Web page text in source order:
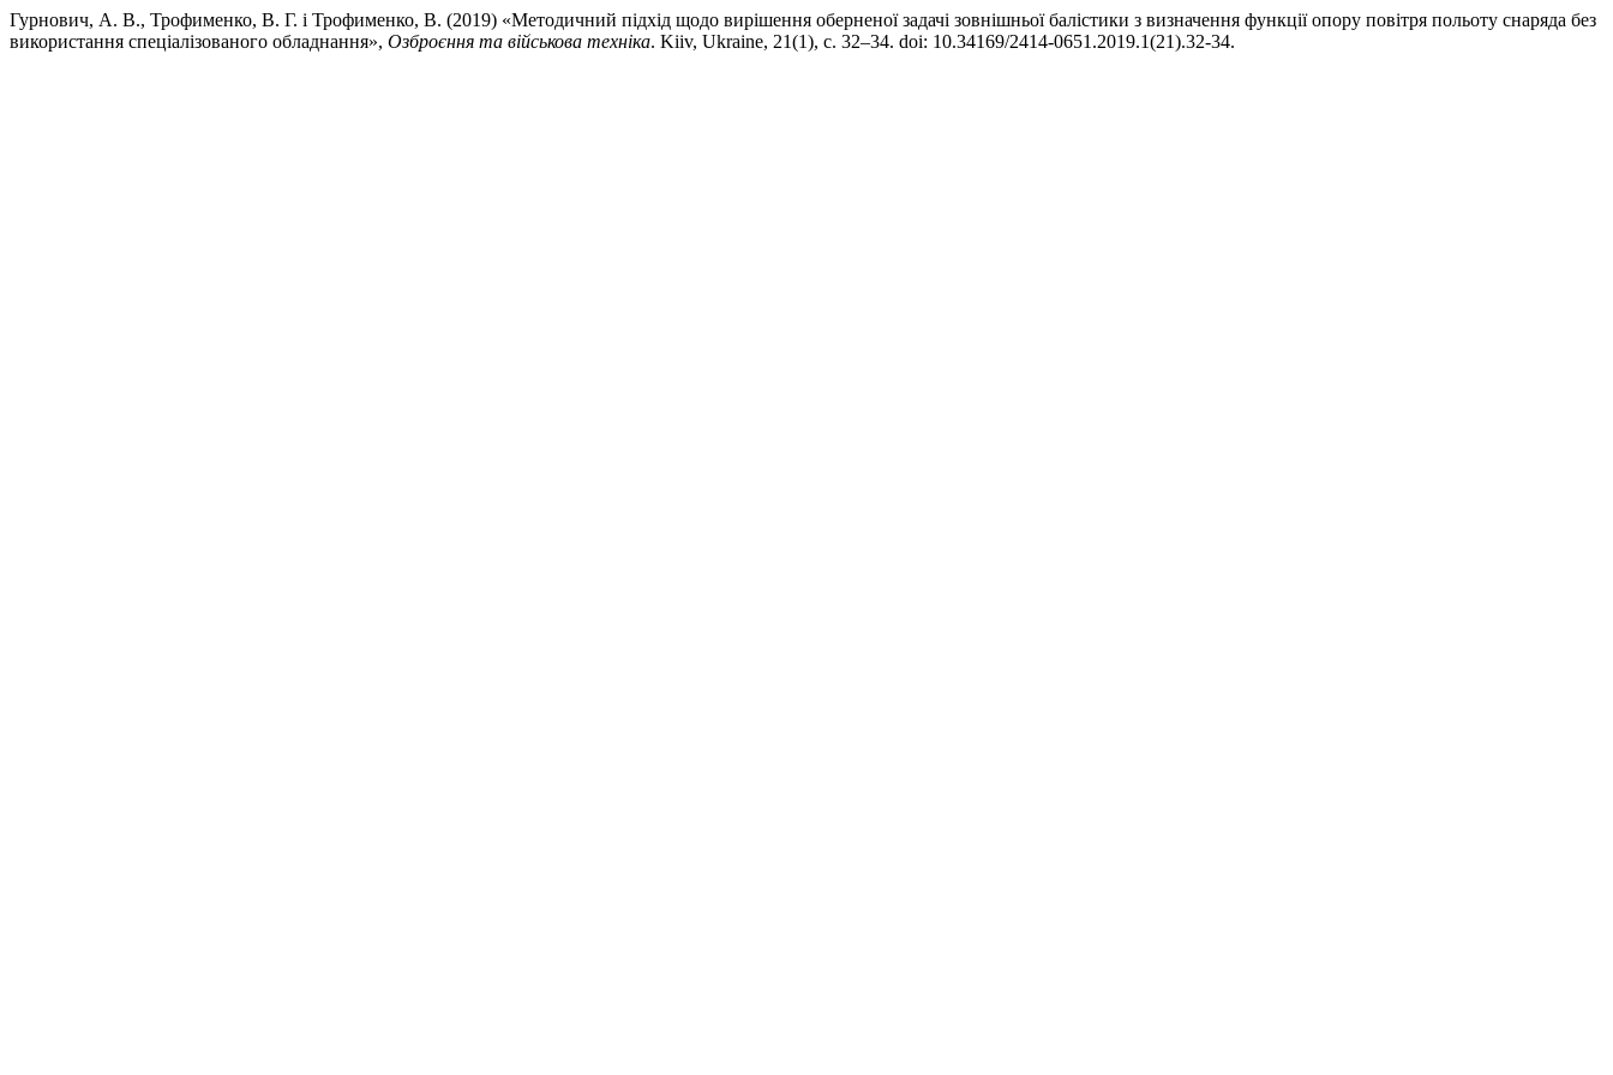
Гурнович, А. В., Трофименко, В. Г. і Трофименко, В. (2019) «Методичний підхід щодо вирішення оберненої задачі зовнішньої балістики з визначення функції опору повітря польоту снаряда без
використання спеціалізованого обладнання», Озброєння та військова техніка. Kiiv, Ukraine, 21(1), с. 32–34. doi: 10.34169/2414-0651.2019.1(21).32-34.